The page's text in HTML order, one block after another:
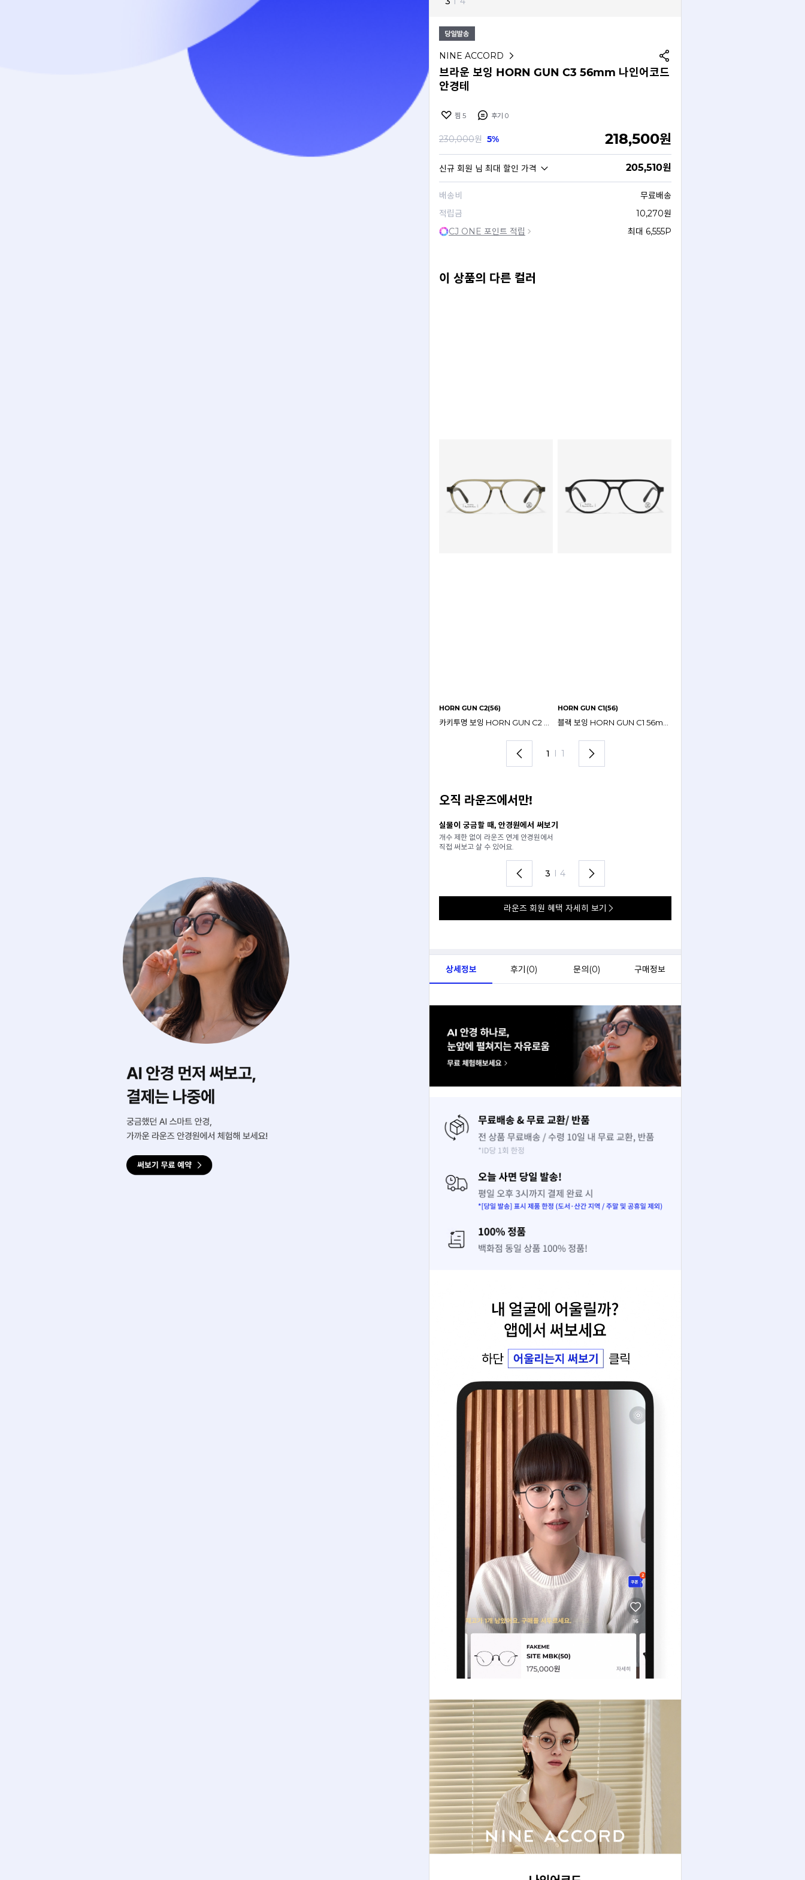
NINE ACCORD
브라운 보잉 HORN GUN C3 56mm 나인어코드
안경테
찜 5 후기 0
230,000원 5% 218,500원
신규 회원 님 최대 할인 가격 205,510원
배송비
무료배송
적립금
10,270원
CJ ONE 포인트 적립
최대 6,555P
이 상품의 다른 컬러
HORN GUN C2(56) HORN GUN C1(56)
1 I 1
오직 라운즈에서만!
실물이 궁금할 때, 안경원에서 써보기
개수 제한 없이 라운즈 연계 안경원에서
직접 써보고 살 수 있어요.
3 I 4
라운즈 회원 혜택 자세히 보기
상세정보 후기(0) 문의(0) 구매정보